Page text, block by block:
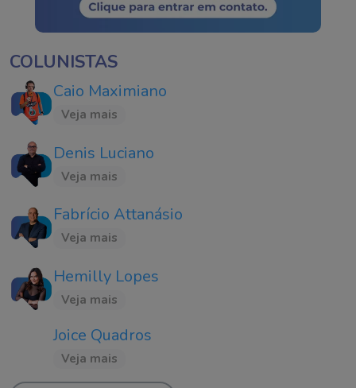
COLUNISTAS
Caio Maximiano
Veja mais
Denis Luciano
Veja mais
Fabrício Attanásio
Veja mais
Hemilly Lopes
Veja mais
Joice Quadros
Veja mais